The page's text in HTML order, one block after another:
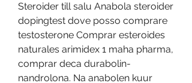
Steroider till salu Anabola steroider
dopingtest dove posso comprare
testosterone Comprar esteroides
naturales arimidex 1 maha pharma,
comprar deca durabolin-
nandrolona. Na anabolen kuur